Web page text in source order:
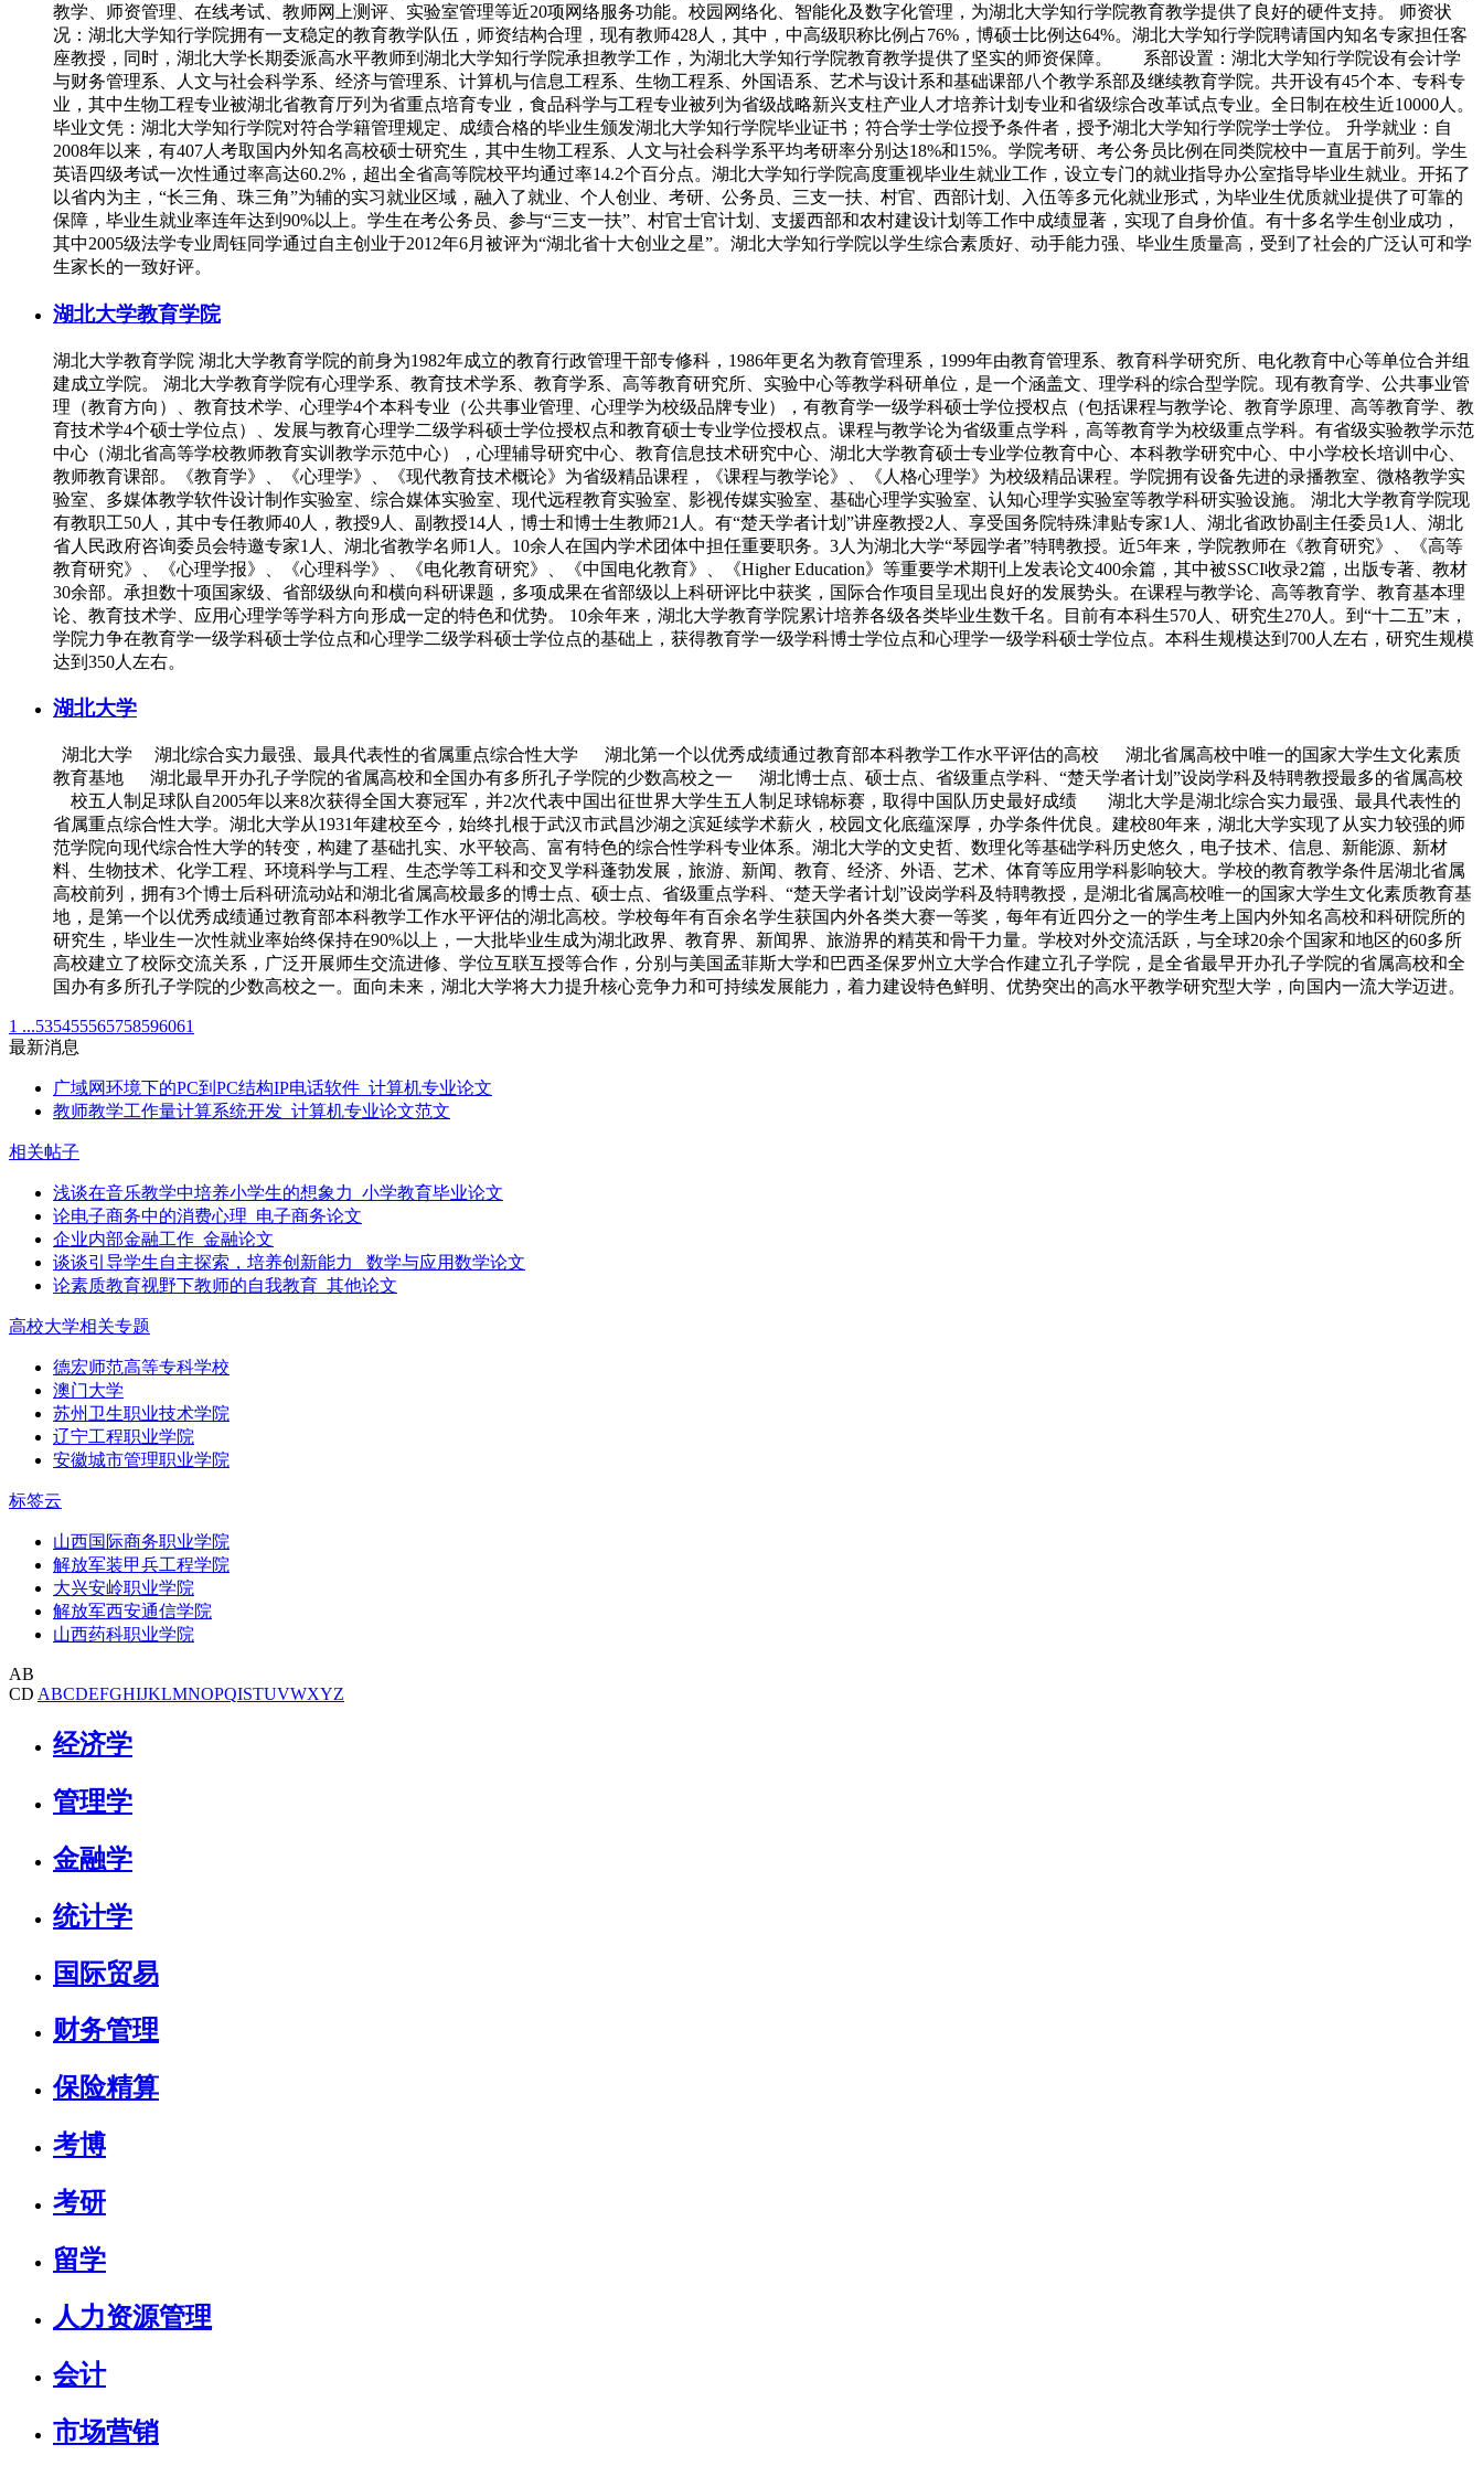
教学、师资管理、在线考试、教师网上测评、实验室管理等近20项网络服务功能。校园网络化、智能化及数字化管理，为湖北大学知行学院教育教学提供了良好的硬件支持。 师资状
况：湖北大学知行学院拥有一支稳定的教育教学队伍，师资结构合理，现有教师428人，其中，中高级职称比例占76%，博硕士比例达64%。湖北大学知行学院聘请国内知名专家担任客
座教授，同时，湖北大学长期委派高水平教师到湖北大学知行学院承担教学工作，为湖北大学知行学院教育教学提供了坚实的师资保障。 系部设置：湖北大学知行学院设有会计学
与财务管理系、人文与社会科学系、经济与管理系、计算机与信息工程系、生物工程系、外国语系、艺术与设计系和基础课部八个教学系部及继续教育学院。共开设有45个本、专科专
业，其中生物工程专业被湖北省教育厅列为省重点培育专业，食品科学与工程专业被列为省级战略新兴支柱产业人才培养计划专业和省级综合改革试点专业。全日制在校生近10000人。
毕业文凭：湖北大学知行学院对符合学籍管理规定、成绩合格的毕业生颁发湖北大学知行学院毕业证书；符合学士学位授予条件者，授予湖北大学知行学院学士学位。 升学就业：自
2008年以来，有407人考取国内外知名高校硕士研究生，其中生物工程系、人文与社会科学系平均考研率分别达18%和15%。学院考研、考公务员比例在同类院校中一直居于前列。学生
英语四级考试一次性通过率高达60.2%，超出全省高等院校平均通过率14.2个百分点。湖北大学知行学院高度重视毕业生就业工作，设立专门的就业指导办公室指导毕业生就业。开拓了
以省内为主，“长三角、珠三角”为辅的实习就业区域，融入了就业、个人创业、考研、公务员、三支一扶、村官、西部计划、入伍等多元化就业形式，为毕业生优质就业提供了可靠的
保障，毕业生就业率连年达到90%以上。学生在考公务员、参与“三支一扶”、村官士官计划、支援西部和农村建设计划等工作中成绩显著，实现了自身价值。有十多名学生创业成功，
其中2005级法学专业周钰同学通过自主创业于2012年6月被评为“湖北省十大创业之星”。湖北大学知行学院以学生综合素质好、动手能力强、毕业生质量高，受到了社会的广泛认可和学
生家长的一致好评。
湖北大学教育学院
湖北大学教育学院 湖北大学教育学院的前身为1982年成立的教育行政管理干部专修科，1986年更名为教育管理系，1999年由教育管理系、教育科学研究所、电化教育中心等单位合并组
建成立学院。 湖北大学教育学院有心理学系、教育技术学系、教育学系、高等教育研究所、实验中心等教学科研单位，是一个涵盖文、理学科的综合型学院。现有教育学、公共事业管
理（教育方向）、教育技术学、心理学4个本科专业（公共事业管理、心理学为校级品牌专业），有教育学一级学科硕士学位授权点（包括课程与教学论、教育学原理、高等教育学、教
育技术学4个硕士学位点）、发展与教育心理学二级学科硕士学位授权点和教育硕士专业学位授权点。课程与教学论为省级重点学科，高等教育学为校级重点学科。有省级实验教学示范
中心（湖北省高等学校教师教育实训教学示范中心），心理辅导研究中心、教育信息技术研究中心、湖北大学教育硕士专业学位教育中心、本科教学研究中心、中小学校长培训中心、
教师教育课部。《教育学》、《心理学》、《现代教育技术概论》为省级精品课程，《课程与教学论》、《人格心理学》为校级精品课程。学院拥有设备先进的录播教室、微格教学实
验室、多媒体教学软件设计制作实验室、综合媒体实验室、现代远程教育实验室、影视传媒实验室、基础心理学实验室、认知心理学实验室等教学科研实验设施。 湖北大学教育学院现
有教职工50人，其中专任教师40人，教授9人、副教授14人，博士和博士生教师21人。有“楚天学者计划”讲座教授2人、享受国务院特殊津贴专家1人、湖北省政协副主任委员1人、湖北
省人民政府咨询委员会特邀专家1人、湖北省教学名师1人。10余人在国内学术团体中担任重要职务。3人为湖北大学“琴园学者”特聘教授。近5年来，学院教师在《教育研究》、《高等
教育研究》、《心理学报》、《心理科学》、《电化教育研究》、《中国电化教育》、《Higher Education》等重要学术期刊上发表论文400余篇，其中被SSCI收录2篇，出版专著、教材
30余部。承担数十项国家级、省部级纵向和横向科研课题，多项成果在省部级以上科研评比中获奖，国际合作项目呈现出良好的发展势头。在课程与教学论、高等教育学、教育基本理
论、教育技术学、应用心理学等学科方向形成一定的特色和优势。 10余年来，湖北大学教育学院累计培养各级各类毕业生数千名。目前有本科生570人、研究生270人。到“十二五”末，
学院力争在教育学一级学科硕士学位点和心理学二级学科硕士学位点的基础上，获得教育学一级学科博士学位点和心理学一级学科硕士学位点。本科生规模达到700人左右，研究生规模
达到350人左右。
湖北大学
湖北大学 湖北综合实力最强、最具代表性的省属重点综合性大学 湖北第一个以优秀成绩通过教育部本科教学工作水平评估的高校 湖北省属高校中唯一的国家大学生文化素质
教育基地 湖北最早开办孔子学院的省属高校和全国办有多所孔子学院的少数高校之一 湖北博士点、硕士点、省级重点学科、“楚天学者计划”设岗学科及特聘教授最多的省属高校
校五人制足球队自2005年以来8次获得全国大赛冠军，并2次代表中国出征世界大学生五人制足球锦标赛，取得中国队历史最好成绩 湖北大学是湖北综合实力最强、最具代表性的
省属重点综合性大学。湖北大学从1931年建校至今，始终扎根于武汉市武昌沙湖之滨延续学术薪火，校园文化底蕴深厚，办学条件优良。建校80年来，湖北大学实现了从实力较强的师
范学院向现代综合性大学的转变，构建了基础扎实、水平较高、富有特色的综合性学科专业体系。湖北大学的文史哲、数理化等基础学科历史悠久，电子技术、信息、新能源、新材
料、生物技术、化学工程、环境科学与工程、生态学等工科和交叉学科蓬勃发展，旅游、新闻、教育、经济、外语、艺术、体育等应用学科影响较大。学校的教育教学条件居湖北省属
高校前列，拥有3个博士后科研流动站和湖北省属高校最多的博士点、硕士点、省级重点学科、“楚天学者计划”设岗学科及特聘教授，是湖北省属高校唯一的国家大学生文化素质教育基
地，是第一个以优秀成绩通过教育部本科教学工作水平评估的湖北高校。学校每年有百余名学生获国内外各类大赛一等奖，每年有近四分之一的学生考上国内外知名高校和科研院所的
研究生，毕业生一次性就业率始终保持在90%以上，一大批毕业生成为湖北政界、教育界、新闻界、旅游界的精英和骨干力量。学校对外交流活跃，与全球20余个国家和地区的60多所
高校建立了校际交流关系，广泛开展师生交流进修、学位互联互授等合作，分别与美国孟菲斯大学和巴西圣保罗州立大学合作建立孔子学院，是全省最早开办孔子学院的省属高校和全
国办有多所孔子学院的少数高校之一。面向未来，湖北大学将大力提升核心竞争力和可持续发展能力，着力建设特色鲜明、优势突出的高水平教学研究型大学，向国内一流大学迈进。
1 ...535455565758596061
最新消息
广域网环境下的PC到PC结构IP电话软件_计算机专业论文
教师教学工作量计算系统开发_计算机专业论文范文
相关帖子
浅谈在音乐教学中培养小学生的想象力_小学教育毕业论文
论电子商务中的消费心理_电子商务论文
企业内部金融工作_金融论文
谈谈引导学生自主探索，培养创新能力 _数学与应用数学论文
论素质教育视野下教师的自我教育_其他论文
高校大学相关专题
德宏师范高等专科学校
澳门大学
苏州卫生职业技术学院
辽宁工程职业学院
安徽城市管理职业学院
标签云
山西国际商务职业学院
解放军装甲兵工程学院
大兴安岭职业学院
解放军西安通信学院
山西药科职业学院
AB
CD ABCDEFGHIJKLMNOPQISTUVWXYZ
经济学
管理学
金融学
统计学
国际贸易
财务管理
保险精算
考博
考研
留学
人力资源管理
会计
市场营销